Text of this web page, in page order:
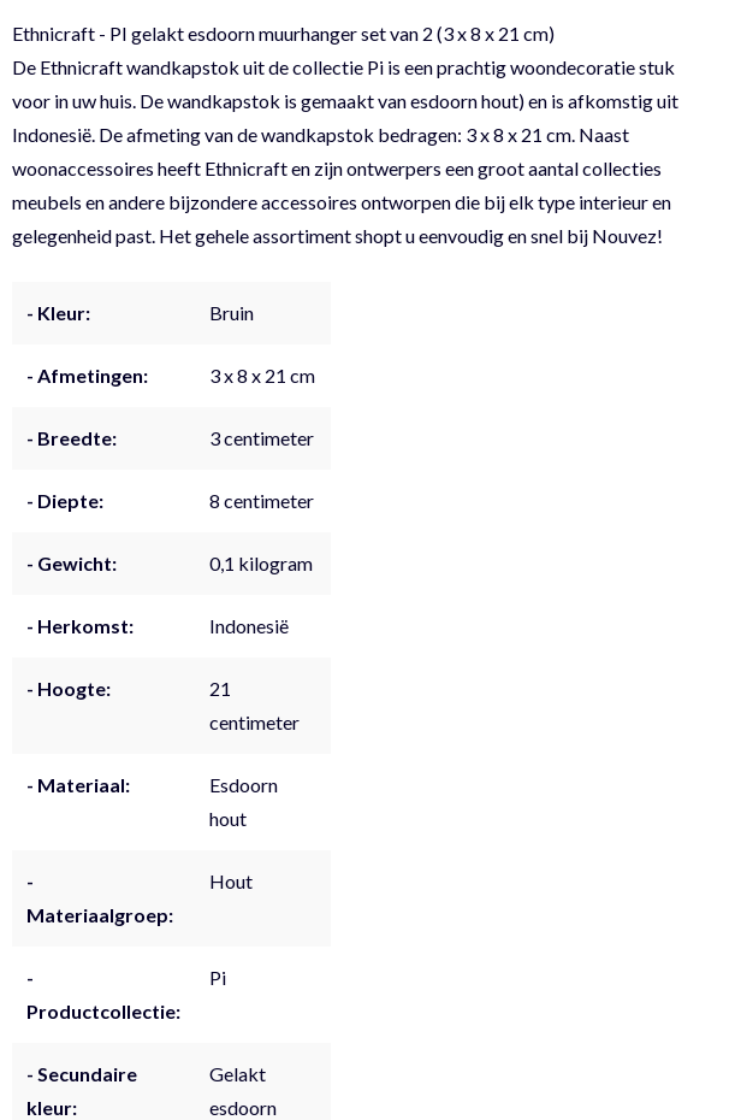
Ethnicraft - PI gelakt esdoorn muurhanger set van 2 (3 x 8 x 21 cm)
De Ethnicraft wandkapstok uit de collectie Pi is een prachtig woondecoratie stuk
voor in uw huis. De wandkapstok is gemaakt van esdoorn hout) en is afkomstig uit
Indonesië. De afmeting van de wandkapstok bedragen: 3 x 8 x 21 cm. Naast
woonaccessoires heeft Ethnicraft en zijn ontwerpers een groot aantal collecties
meubels en andere bijzondere accessoires ontworpen die bij elk type interieur en
gelegenheid past. Het gehele assortiment shopt u eenvoudig en snel bij Nouvez!
- Kleur: Bruin
- Afmetingen: 3 x 8 x 21 cm
- Breedte: 3 centimeter
- Diepte: 8 centimeter
- Gewicht: 0,1 kilogram
- Herkomst: Indonesië
- Hoogte:
21
centimeter
- Materiaal:
Esdoorn
hout
-
Materiaalgroep:
Hout
-
Productcollectie:
Pi
- Secundaire
kleur:
Gelakt
esdoorn